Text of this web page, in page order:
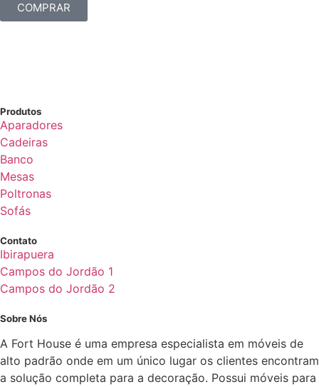
COMPRAR
Produtos
Aparadores
Cadeiras
Banco
Mesas
Poltronas
Sofás
Contato
Ibirapuera
Campos do Jordão 1
Campos do Jordão 2
Sobre Nós
A Fort House é uma empresa especialista em móveis de
alto padrão onde em um único lugar os clientes encontram
a solução completa para a decoração. Possui móveis para